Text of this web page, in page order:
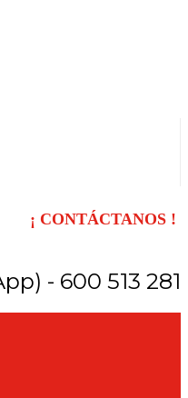
¡ CONTÁCTANOS !
- 600 513 281